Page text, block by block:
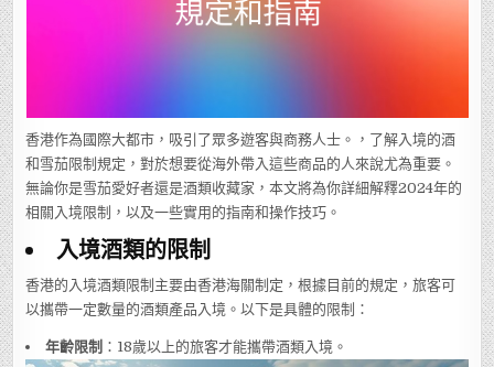
南
香港作為國際大都市，吸引了眾多遊客與商務人士。，了解入境的酒
和雪茄限制規定，對於想要從海外帶入這些商品的人來說尤為重要。
無論你是雪茄愛好者還是酒類收藏家，本文將為你詳細解釋2024年的
相關入境限制，以及一些實用的指南和操作技巧。
入境酒類的限制
香港的入境酒類限制主要由香港海關制定，根據目前的規定，旅客可
以攜帶一定數量的酒類產品入境。以下是具體的限制：
年齡限制 ：18歲以上的旅客才能攜帶酒類入境。